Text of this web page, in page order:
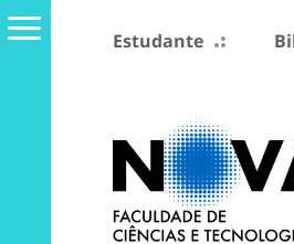
Estudante